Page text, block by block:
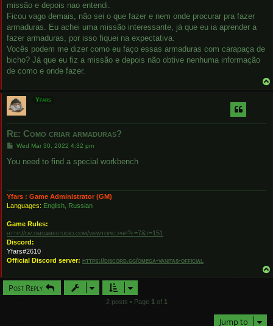
missão e depois nao entendi.
Ficou vago demais, não sei o que fazer e nem onde procurar pra fazer
armaduras. Eu achei uma missão interessante, já que eu ia aprender a
fazer armaduras, por isso fiquei na expectativa.
Vocês podem me dizer como eu faço essas armaduras com carapaça de
bicho? Já que eu fiz a missão e depois não obtive nenhuma informação
de como e onde fazer.
Yfars
Re: Como criar armaduras?
P
s
Wed Mar 30, 2022 4:32 pm
You need to find a special workbench
Yfars : Game Administrator (GM)
Languages: English, Russian
Game Rules:
http://ov.dmgamestudio.com/viewtopic.php?f=7&t=151
Discord:
Yfars#2610
Official Discord server: https://discord.gg/omega-vanitas-official
Post Reply
2 posts • Page 1 of 1
Jump to